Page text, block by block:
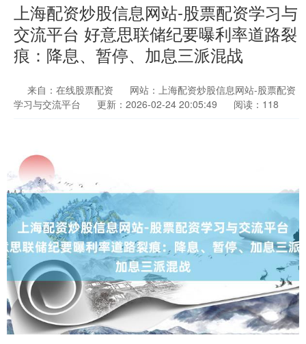
上海配资炒股信息网站-股票配资学习与
交流平台 好意思联储纪要曝利率道路裂
痕：降息、暂停、加息三派混战
来自：在线股票配资
网站：上海配资炒股信息网站-股票配资
学习与交流平台
更新：2026-02-24 20:05:49 阅读：118